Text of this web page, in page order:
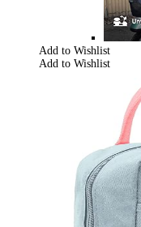
Add to Wishlist
Add to Wishlist